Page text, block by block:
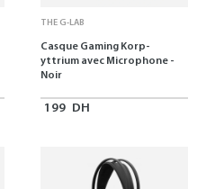
THE G-LAB
Casque Gaming Korp-
yttrium avec Microphone -
Noir
199 DH